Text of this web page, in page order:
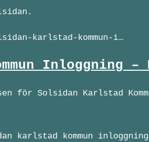
karlstad-kommun-i…
Inloggning –
för Solsidan Karlstad
kommun